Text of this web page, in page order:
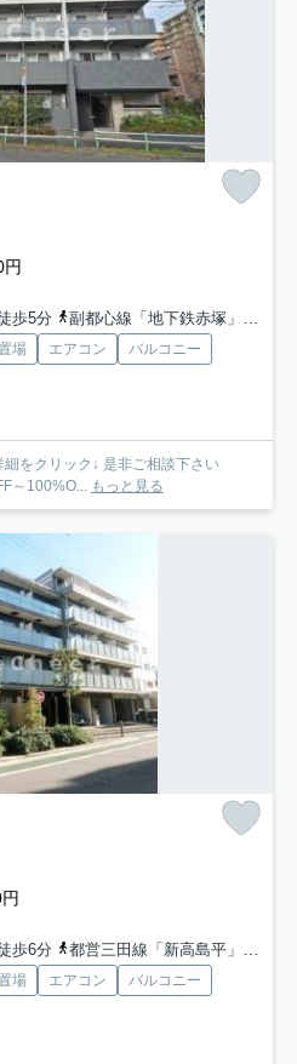
歩5分
副都心線「地下鉄赤塚」駅 徒歩15分
場 エアコン
バルコニー
をクリック↓ 是非ご相談下さい
100%O... もっと見る
歩6分
都営三田線「新高島平」駅 徒歩17分
場 エアコン
バルコニー